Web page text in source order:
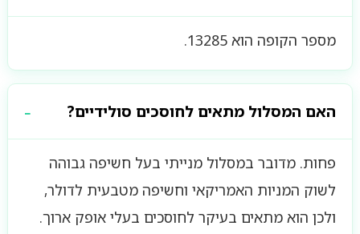
מספר הקופה הוא 13285.
האם המסלול מתאים לחוסכים סולידיים?
פחות. מדובר במסלול מנייתי בעל חשיפה גבוהה
לשוק המניות האמריקאי וחשיפה מטבעית לדולר,
ולכן הוא מתאים בעיקר לחוסכים בעלי אופק ארוך.